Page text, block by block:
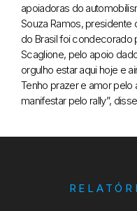
apoiadoras do
Souza Ramos,
do Brasil foi condecorado
Scaglione, pelo apoio
orgulho estar aqui hoje e
Tenho prazer e amor
manifestar pelo rally”,